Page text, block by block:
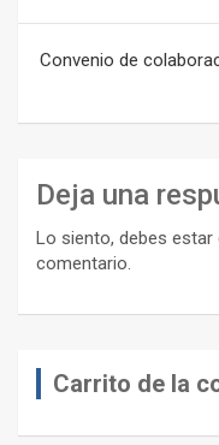
entradas
Convenio de
Deja una
Lo siento, debes estar
comentario.
Carrito de la